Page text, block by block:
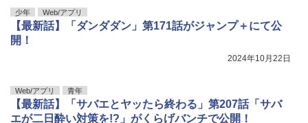
少年 Web/アプリ
【最新話】「ダンダダン」第171話がジャンプ＋にて公
開！
2024年10月22日
Web/アプリ 青年
【最新話】「サバエとヤッたら終わる」第207話「サバ
エが二日酔い対策を!?」がくらげバンチで公開！